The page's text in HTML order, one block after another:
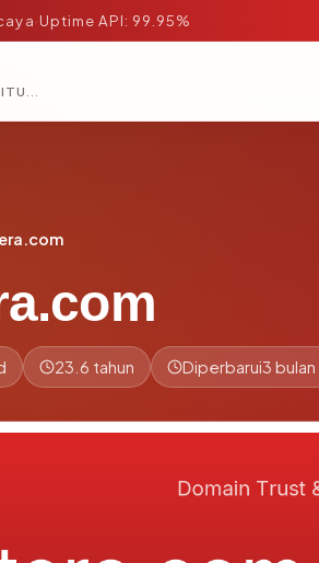
·Uptime API: 99.95%
PERIKSA APAKAH SEBUAH SITUS AMAN, TEPERCAYA, DAN TERVERIFIKASI DALAM HITUNGAN DETIK.
23.6 tahun Diperbarui3 bulan